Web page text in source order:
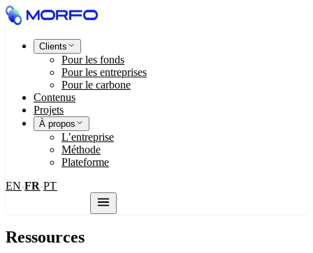
Clients
Pour les fonds
Pour les entreprises
Pour le carbone
Contenus
Projets
À propos
L’entreprise
Méthode
Plateforme
EN ·FR ·PT
Ressources